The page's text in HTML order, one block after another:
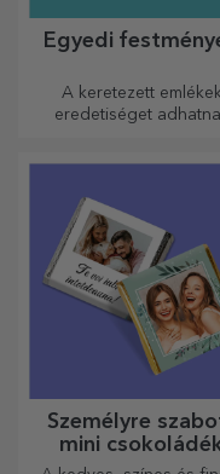
Egyedi
A keretezett emlékek
eredetiséget
történetét!
Személyre
mini